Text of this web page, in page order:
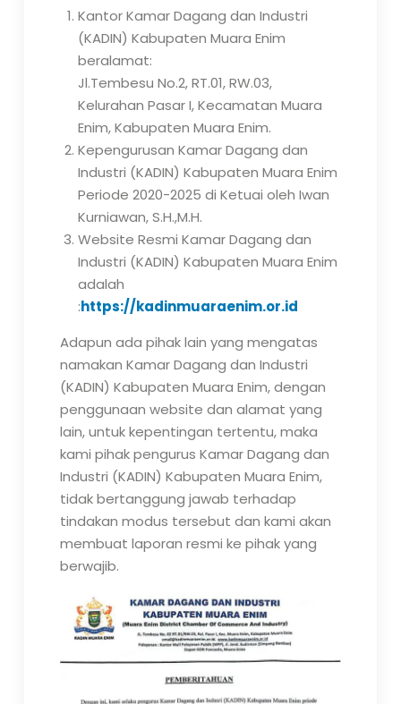
Kantor Kamar Dagang dan Industri
(KADIN) Kabupaten Muara Enim
beralamat:
Jl.Tembesu No.2, RT.01, RW.03,
Kelurahan Pasar I, Kecamatan Muara
Enim, Kabupaten Muara Enim.
Kepengurusan Kamar Dagang dan
Industri (KADIN) Kabupaten Muara Enim
Periode 2020-2025 di Ketuai oleh Iwan
Kurniawan, S.H.,M.H.
Website Resmi Kamar Dagang dan
Industri (KADIN) Kabupaten Muara Enim
adalah
:https://kadinmuaraenim.or.id
Adapun ada pihak lain yang mengatas
namakan Kamar Dagang dan Industri
(KADIN) Kabupaten Muara Enim, dengan
penggunaan website dan alamat yang
lain, untuk kepentingan tertentu, maka
kami pihak pengurus Kamar Dagang dan
Industri (KADIN) Kabupaten Muara Enim,
tidak bertanggung jawab terhadap
tindakan modus tersebut dan kami akan
membuat laporan resmi ke pihak yang
berwajib.